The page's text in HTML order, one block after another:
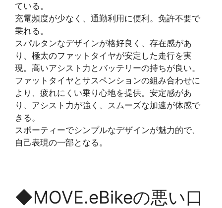
ている。
充電頻度が少なく、通勤利用に便利。免許不要で
乗れる。
スパルタンなデザインが格好良く、存在感があ
り、極太のファットタイヤが安定した走行を実
現。高いアシスト力とバッテリーの持ちが良い。
ファットタイヤとサスペンションの組み合わせに
より、疲れにくい乗り心地を提供。安定感があ
り、アシスト力が強く、スムーズな加速が体感で
きる。
スポーティーでシンプルなデザインが魅力的で、
自己表現の一部となる。
◆MOVE.eBikeの悪い口